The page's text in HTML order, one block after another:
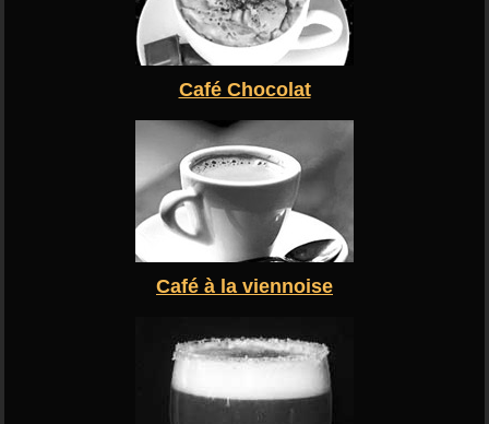
Café Chocolat
Café à la viennoise